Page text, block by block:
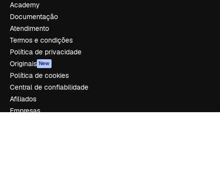
Academy
Documentação
Atendimento
Termos e condições
Política de privacidade
Originais New
Política de cookies
Central de confiabilidade
Afiliados
Empresas